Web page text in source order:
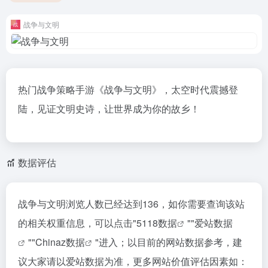
战争与文明
热门战争策略手游《战争与文明》，太空时代震撼登
陆，见证文明史诗，让世界成为你的故乡！
数据评估
战争与文明浏览人数已经达到136，如你需要查询该站
的相关权重信息，可以点击"5118数据 ""爱站数据
""Chinaz数据
"进入；以目前的网站数据参考，建
议大家请以爱站数据为准，更多网站价值评估因素如：